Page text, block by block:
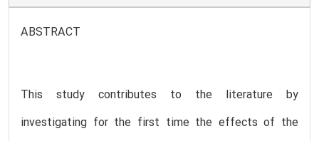
ABSTRACT
This study contributes to the literature by
investigating for the first time the effects of the